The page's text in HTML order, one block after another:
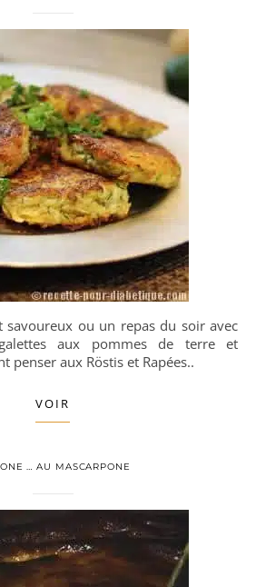
aux pommes de terre et
penser aux Röstis et Rapées..
VOIR
… AU MASCARPONE